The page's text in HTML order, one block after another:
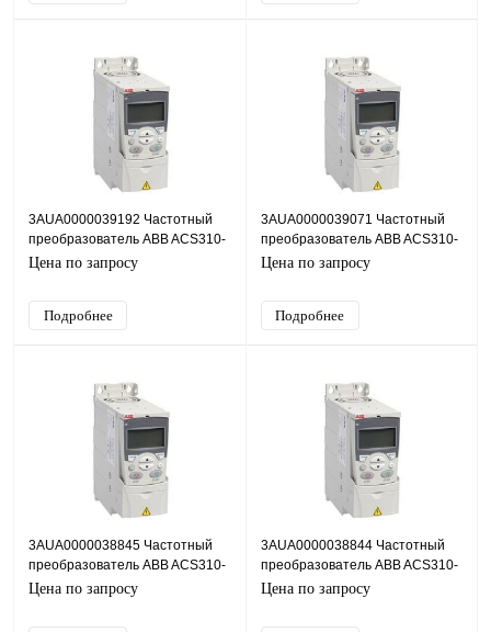
3AUA0000039192 Частотный
преобразователь ABB ACS310-
03E-05A2-2, 0,75кВт, 220В
Цена по запросу
Подробнее
3AUA0000039071 Частотный
преобразователь ABB ACS310-
01E-09A8-2, 2,2кВт, 220В
Цена по запросу
Подробнее
3AUA0000038845 Частотный
преобразователь ABB ACS310-
01E-07A5-2, 1,5кВт, 220В
Цена по запросу
3AUA0000038844 Частотный
преобразователь ABB ACS310-
01E-06A7-2, 1,1кВт, 220В
Цена по запросу